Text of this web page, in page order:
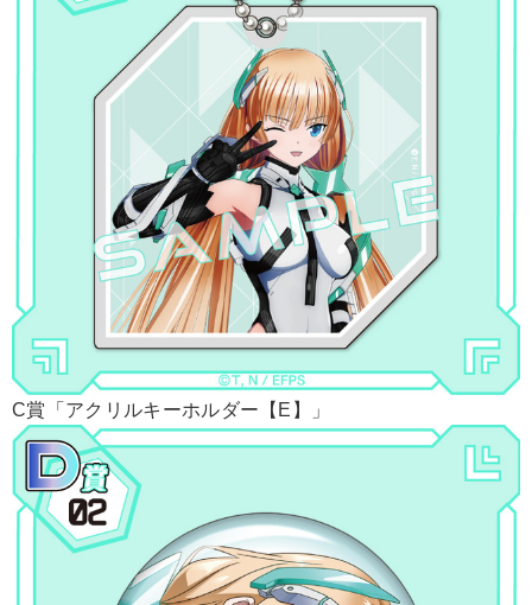
C賞「アクリルキーホルダー【E】」